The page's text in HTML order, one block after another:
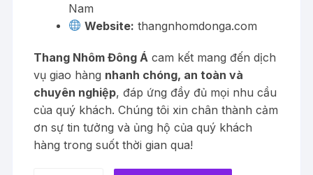
Nam
Website: thangnhomdonga.com
Thang Nhôm Đông Á cam kết mang đến dịch
vụ giao hàng nhanh chóng, an toàn và
chuyên nghiệp, đáp ứng đầy đủ mọi nhu cầu
của quý khách. Chúng tôi xin chân thành cảm
ơn sự tin tưởng và ủng hộ của quý khách
hàng trong suốt thời gian qua!